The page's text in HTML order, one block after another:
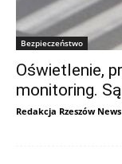
Bezpieczeństwo
Oświetlenie,
monitoring.
Redakcja Rzeszów News